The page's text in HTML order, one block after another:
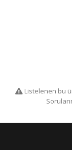
Listelenen bu